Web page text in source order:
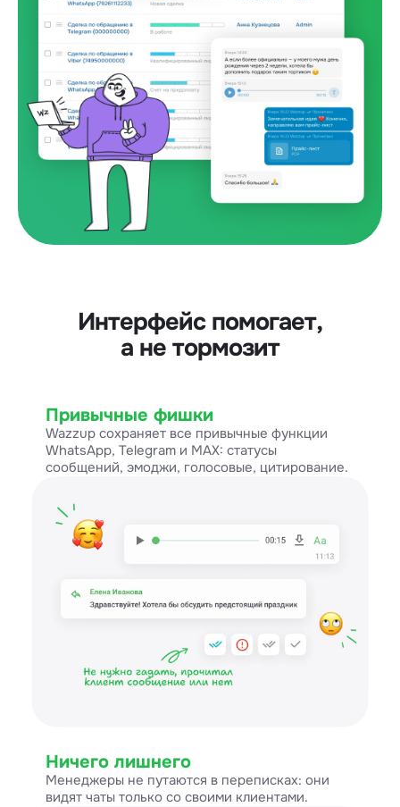
Интерфейс помогает,
а не тормозит
Привычные фишки
Wazzup сохраняет все привычные функции
WhatsApp, Telegram и MAX: статусы
сообщений, эмоджи, голосовые, цитирование.
Ничего лишнего
Менеджеры не путаются в переписках: они
видят чаты только со своими клиентами.